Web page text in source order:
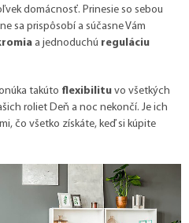
domácnosť. Prinesie so sebou
sa prispôsobí a súčasne Vám
a jednoduchú reguláciu
takúto flexibilitu vo všetkých
roliet Deň a noc nekončí. Je ich
čo všetko získáte, keď si kúpite